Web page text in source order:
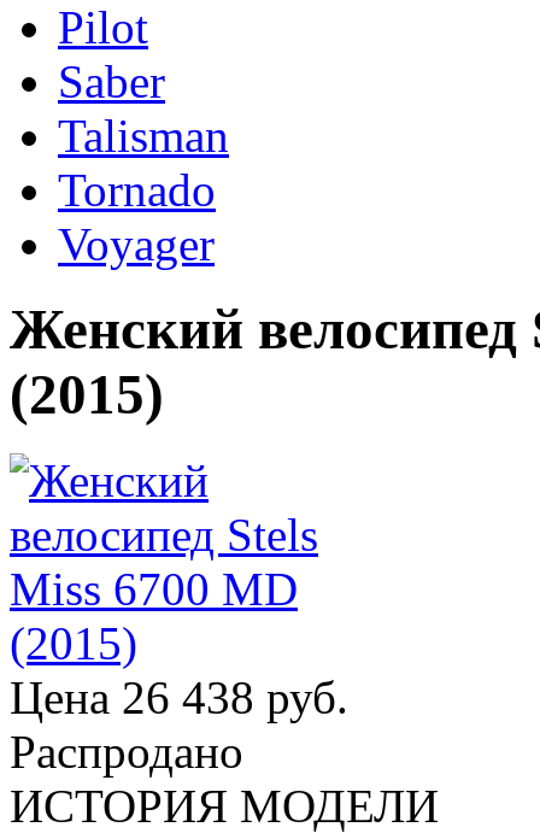
Pilot
Saber
Talisman
Tornado
Voyager
Женский велосипед
(2015)
Цена 26 438 руб.
Распродано
ИСТОРИЯ МОДЕЛИ